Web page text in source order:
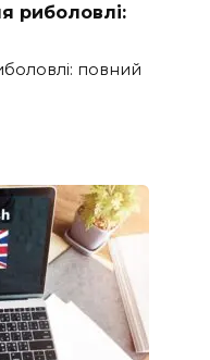
риболовлі:
повний